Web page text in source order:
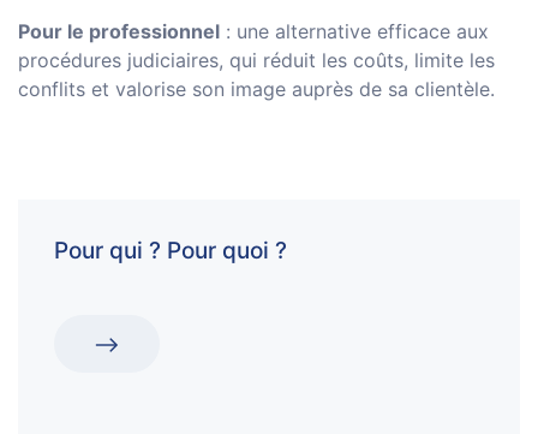
Pour le professionnel : une alternative efficace aux
procédures judiciaires, qui réduit les coûts, limite les
conflits et valorise son image auprès de sa clientèle.
Pour qui ? Pour quoi ?